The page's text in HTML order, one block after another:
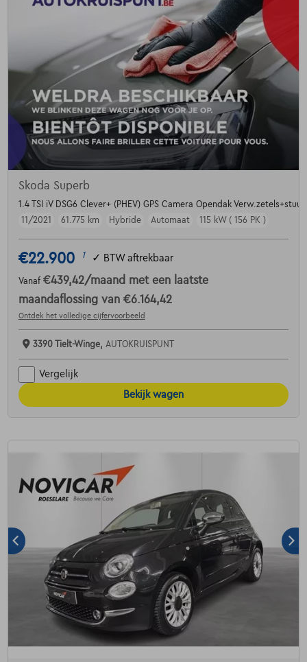
Skoda Superb
1.4 TSI iV DSG6 Clever+ (PHEV) GPS Camera Opendak Verw.zetels+stuur
11/2021
61.775 km Hybride Automaat 115 kW ( 156 PK )
€22.900 1 ✓ BTW aftrekbaar
Vanaf €439,42/maand met een laatste
maandaflossing van €6.164,42
Ontdek het volledige cijfervoorbeeld
3390 Tielt-Winge, AUTOKRUISPUNT
Vergelijk
Bekijk wagen